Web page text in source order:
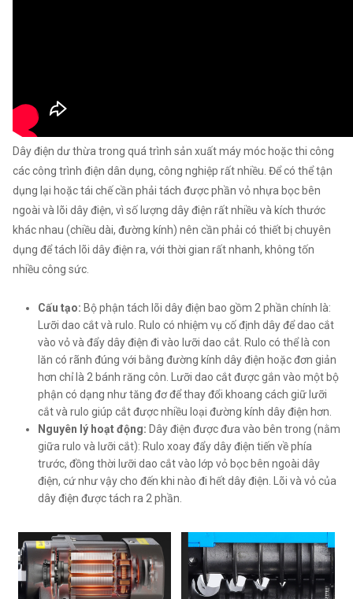
Dây điện dư thừa trong quá trình sản xuất máy móc hoặc thi công
các công trình điện dân dụng, công nghiệp rất nhiều. Để có thể tận
dụng lại hoặc tái chế cần phải tách được phần vỏ nhựa bọc bên
ngoài và lõi dây điện, vì số lượng dây điện rất nhiều và kích thước
khác nhau (chiều dài, đường kính) nên cần phải có thiết bị chuyên
dụng để tách lõi dây điện ra, với thời gian rất nhanh, không tốn
nhiều công sức.
Cấu tạo: Bộ phận tách lõi dây điện bao gồm 2 phần chính là:
Lưỡi dao cắt và rulo. Rulo có nhiệm vụ cố định dây để dao cắt
vào vỏ và đẩy dây điện đi vào lưỡi dao cắt. Rulo có thể là con
lăn có rãnh đúng với bằng đường kính dây điện hoặc đơn giản
hơn chỉ là 2 bánh răng côn. Lưỡi dao cắt được gắn vào một bộ
phận có dạng như tăng đơ để thay đổi khoang cách giữ lưỡi
cắt và rulo giúp cắt được nhiều loại đường kính dây điện hơn.
Nguyên lý hoạt động: Dây điện được đưa vào bên trong (nằm
giữa rulo và lưỡi cắt): Rulo xoay đẩy dây điện tiến về phía
trước, đồng thời lưỡi dao cắt vào lớp vỏ bọc bên ngoài dây
điện, cứ như vậy cho đến khi nào đi hết dây điện. Lõi và vỏ của
dây điện được tách ra 2 phần.